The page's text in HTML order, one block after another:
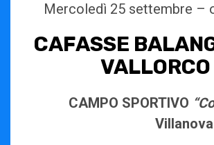
Mercoledì 25 settembre –
CAFASSE
VALLORCO
CAMPO SPORTIVO